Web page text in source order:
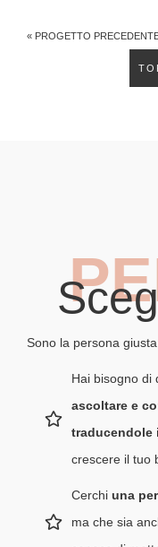
« PROGETTO
Sono la persona
Hai bisogno di
ascoltare e
traducendole
crescere il tuo
Cerchi una
ma che sia